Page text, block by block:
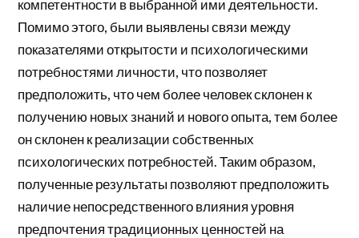
компетентности в выбранной ими деятельности.
Помимо этого, были выявлены связи между
показателями открытости и психологическими
потребностями личности, что позволяет
предположить, что чем более человек склонен к
получению новых знаний и нового опыта, тем более
он склонен к реализации собственных
психологических потребностей. Таким образом,
полученные результаты позволяют предположить
наличие непосредственного влияния уровня
предпочтения традиционных ценностей на